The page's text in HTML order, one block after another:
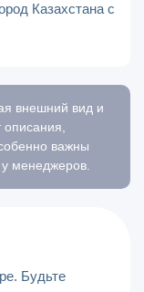
Казахстана с
внешний вид и
описания,
важны
у менеджеров.
Будьте